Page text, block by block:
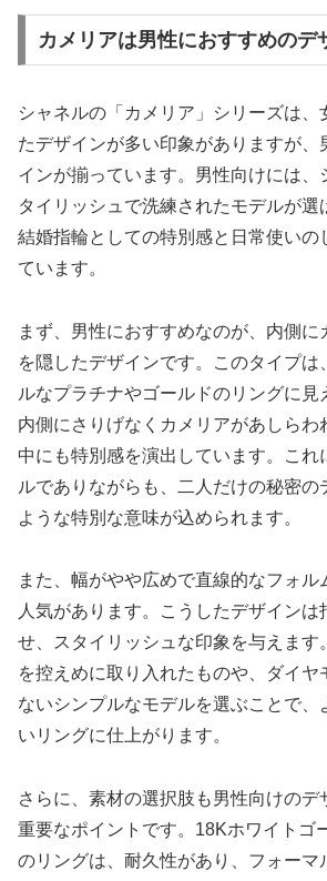
カメリアは男性におすすめのデ
シャネルの「カメリア」シリーズは、
たデザインが多い印象がありますが、
インが揃っています。男性向けには、
タイリッシュで洗練されたモデルが選
結婚指輪としての特別感と日常使いの
ています。
まず、男性におすすめなのが、内側に
を隠したデザインです。このタイプは
ルなプラチナやゴールドのリングに見
内側にさりげなくカメリアがあしらわ
中にも特別感を演出しています。これ
ルでありながらも、二人だけの秘密の
ような特別な意味が込められます。
また、幅がやや広めで直線的なフォル
人気があります。こうしたデザインは
せ、スタイリッシュな印象を与えます
を控えめに取り入れたものや、ダイヤ
ないシンプルなモデルを選ぶことで、
いリングに仕上がります。
さらに、素材の選択肢も男性向けのデ
重要なポイントです。18Kホワイトゴ
のリングは、耐久性があり、フォーマ